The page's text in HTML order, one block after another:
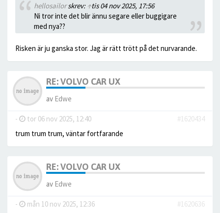
hellosailorskrev: ↑tis 04 nov 2025, 17:56
Ni tror inte det blir ännu segare eller buggigare
med nya??
Risken är ju ganska stor. Jag är rätt trött på det nurvarande.
RE: VOLVO CAR UX
av Edwe
- tor 06 nov 2025, 12:40
#1620434
trum trum trum, väntar fortfarande
RE: VOLVO CAR UX
av Edwe
- mån 10 nov 2025, 12:36 #1620636